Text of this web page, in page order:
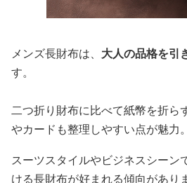
メンズ長財布は、 大人の品格を引
す。
二つ折り財布に比べて紙幣を折ら
やカードも整理しやすい点が魅力。
スーツスタイルやビジネスシーン
ける長財布が好まれる傾向があり